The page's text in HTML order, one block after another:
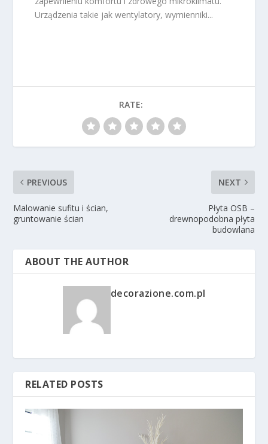
Urządzenia takie jak wentylatory, wymienniki...
RATE:
PREVIOUS
Malowanie sufitu i ścian,
gruntowanie ścian
NEXT
Płyta OSB –
drewnopodobna płyta
budowlana
ABOUT THE AUTHOR
decorazione.com.pl
RELATED POSTS